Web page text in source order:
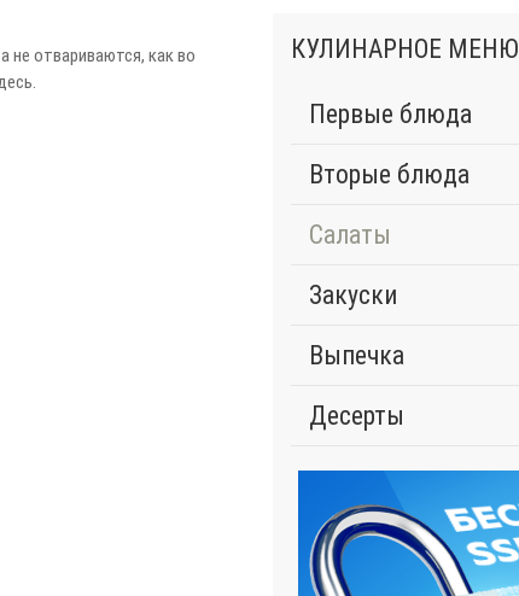
не отвариваются, как во
КУЛИНАРНОЕ МЕНЮ
Первые блюда
Вторые блюда
Салаты
Закуски
Выпечка
Десерты